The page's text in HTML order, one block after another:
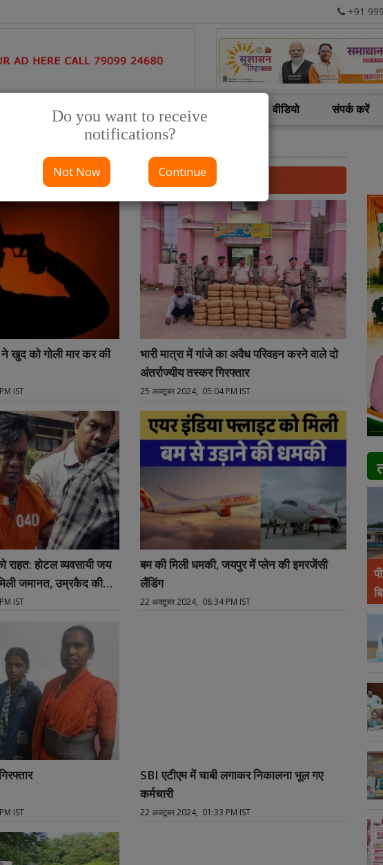
+91
छत्तीसगढ़ जनसंपर्क जरा हट के वीडियो संपर्क करें
खुद को गोली मार कर की
IST
भारी मात्रा में गांजे का अवैध परिवहन करने वाले दो
अंतर्राज्यीय तस्कर गिरफ्तार
25 अक्टूबर 2024, 05:04 PM IST
राहत: होटल व्यवसायी जय
जमानत, उम्रकैद की
IST
बम की मिली धमकी, जयपुर में प्लेन की इमरजेंसी
लैंडिंग
22 अक्टूबर 2024, 08:34 PM IST
IST
SBI एटीएम में चाबी लगाकर निकालना भूल गए
कर्मचारी
22 अक्टूबर 2024, 01:33 PM IST
Do you want to receive
notifications?
Not Now Continue